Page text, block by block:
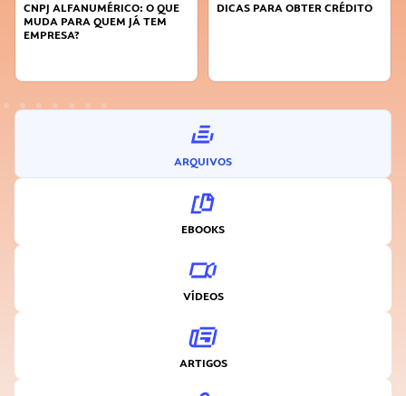
CNPJ ALFANUMÉRICO: O QUE
MUDA PARA QUEM JÁ TEM
EMPRESA?
DICAS PARA OBTER CRÉDITO
ARQUIVOS
EBOOKS
VÍDEOS
ARTIGOS